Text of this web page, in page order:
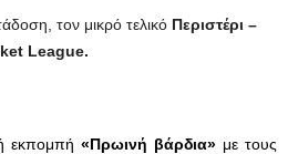
τον μικρό τελικό Περιστέρι –
League.
εκπομπή «Πρωινή βάρδια» με τους